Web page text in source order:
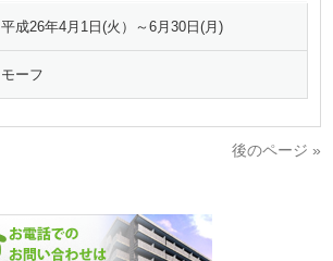
平成26年4月1日(火）～6月30日(月)
モーフ
後のページ »